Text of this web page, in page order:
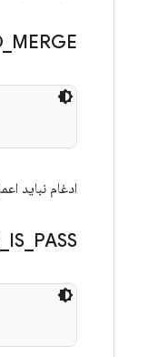
MERGE
ادغام نباید
IS PASS